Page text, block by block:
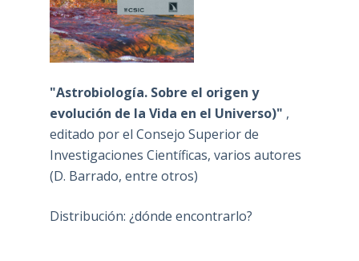
"Astrobiología. Sobre el origen y
evolución de la Vida en el Universo)" ,
editado por el Consejo Superior de
Investigaciones Científicas, varios autores
(D. Barrado, entre otros)
Distribución: ¿dónde encontrarlo?